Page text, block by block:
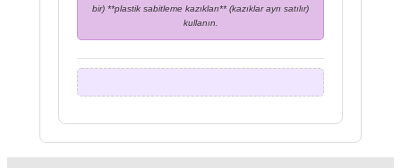
bir) **plastik sabitleme kazıkları** (kazıklar ayrı satılır)
kullanın.